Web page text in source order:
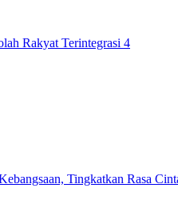
Rakyat Terintegrasi 4
Tingkatkan Rasa